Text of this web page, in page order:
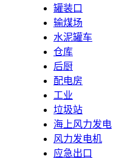
罐装口
输煤场
水泥罐车
仓库
后厨
配电房
工业
垃圾站
海上风力发电
风力发电机
应急出口